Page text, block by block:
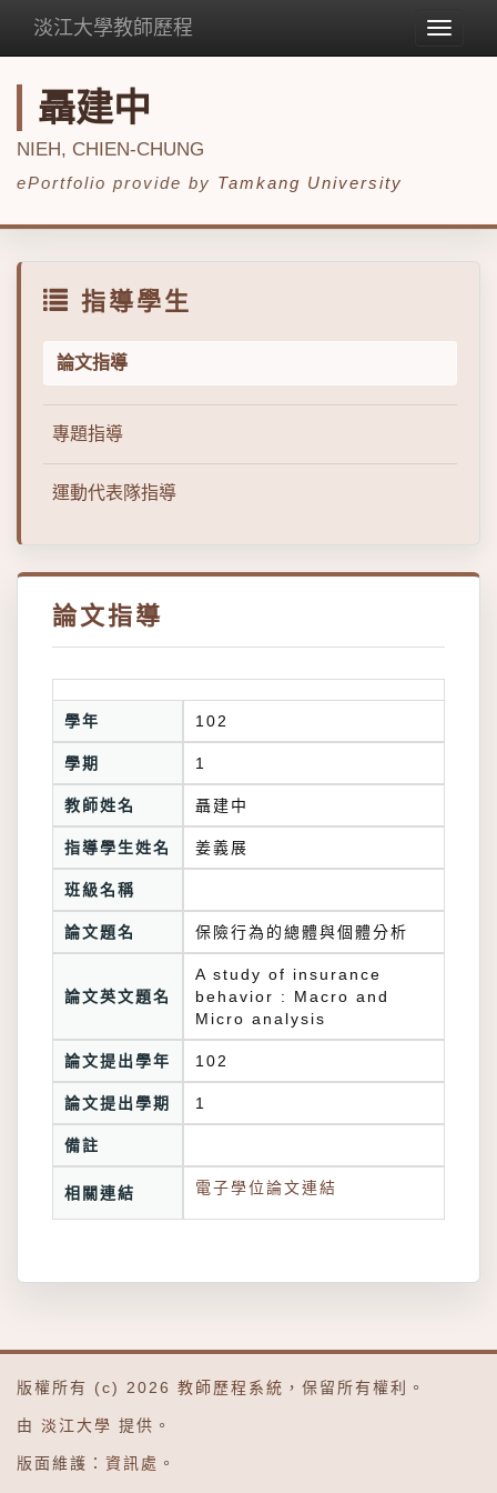
Toggle
淡江大學教師歷程
聶建中
NIEH, CHIEN-CHUNG
ePortfolio provide by Tamkang University
指導學生
論文指導
專題指導
運動代表隊指導
論文指導
學年 102
學期 1
教師姓名 聶建中
指導學生姓名 姜義展
班級名稱
論文題名 保險行為的總體與個體分析
論文英文題名
A study of insurance
behavior : Macro and
Micro analysis
論文提出學年 102
論文提出學期 1
備註
相關連結 電子學位論文連結
版權所有 (c) 2026 教師歷程系統 ，保留所有權利。
由 淡江大學 提供。
版面維護： 資訊處 。